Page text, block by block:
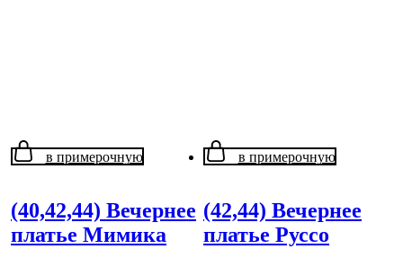
в примерочную
(40,42,44) Вечернее
платье Мимика
в примерочную
(42,44) Вечернее
платье Руссо